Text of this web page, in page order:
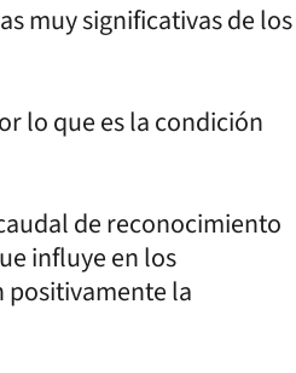
muy significativas de los
lo que es la condición
de reconocimiento
influye en los
positivamente la